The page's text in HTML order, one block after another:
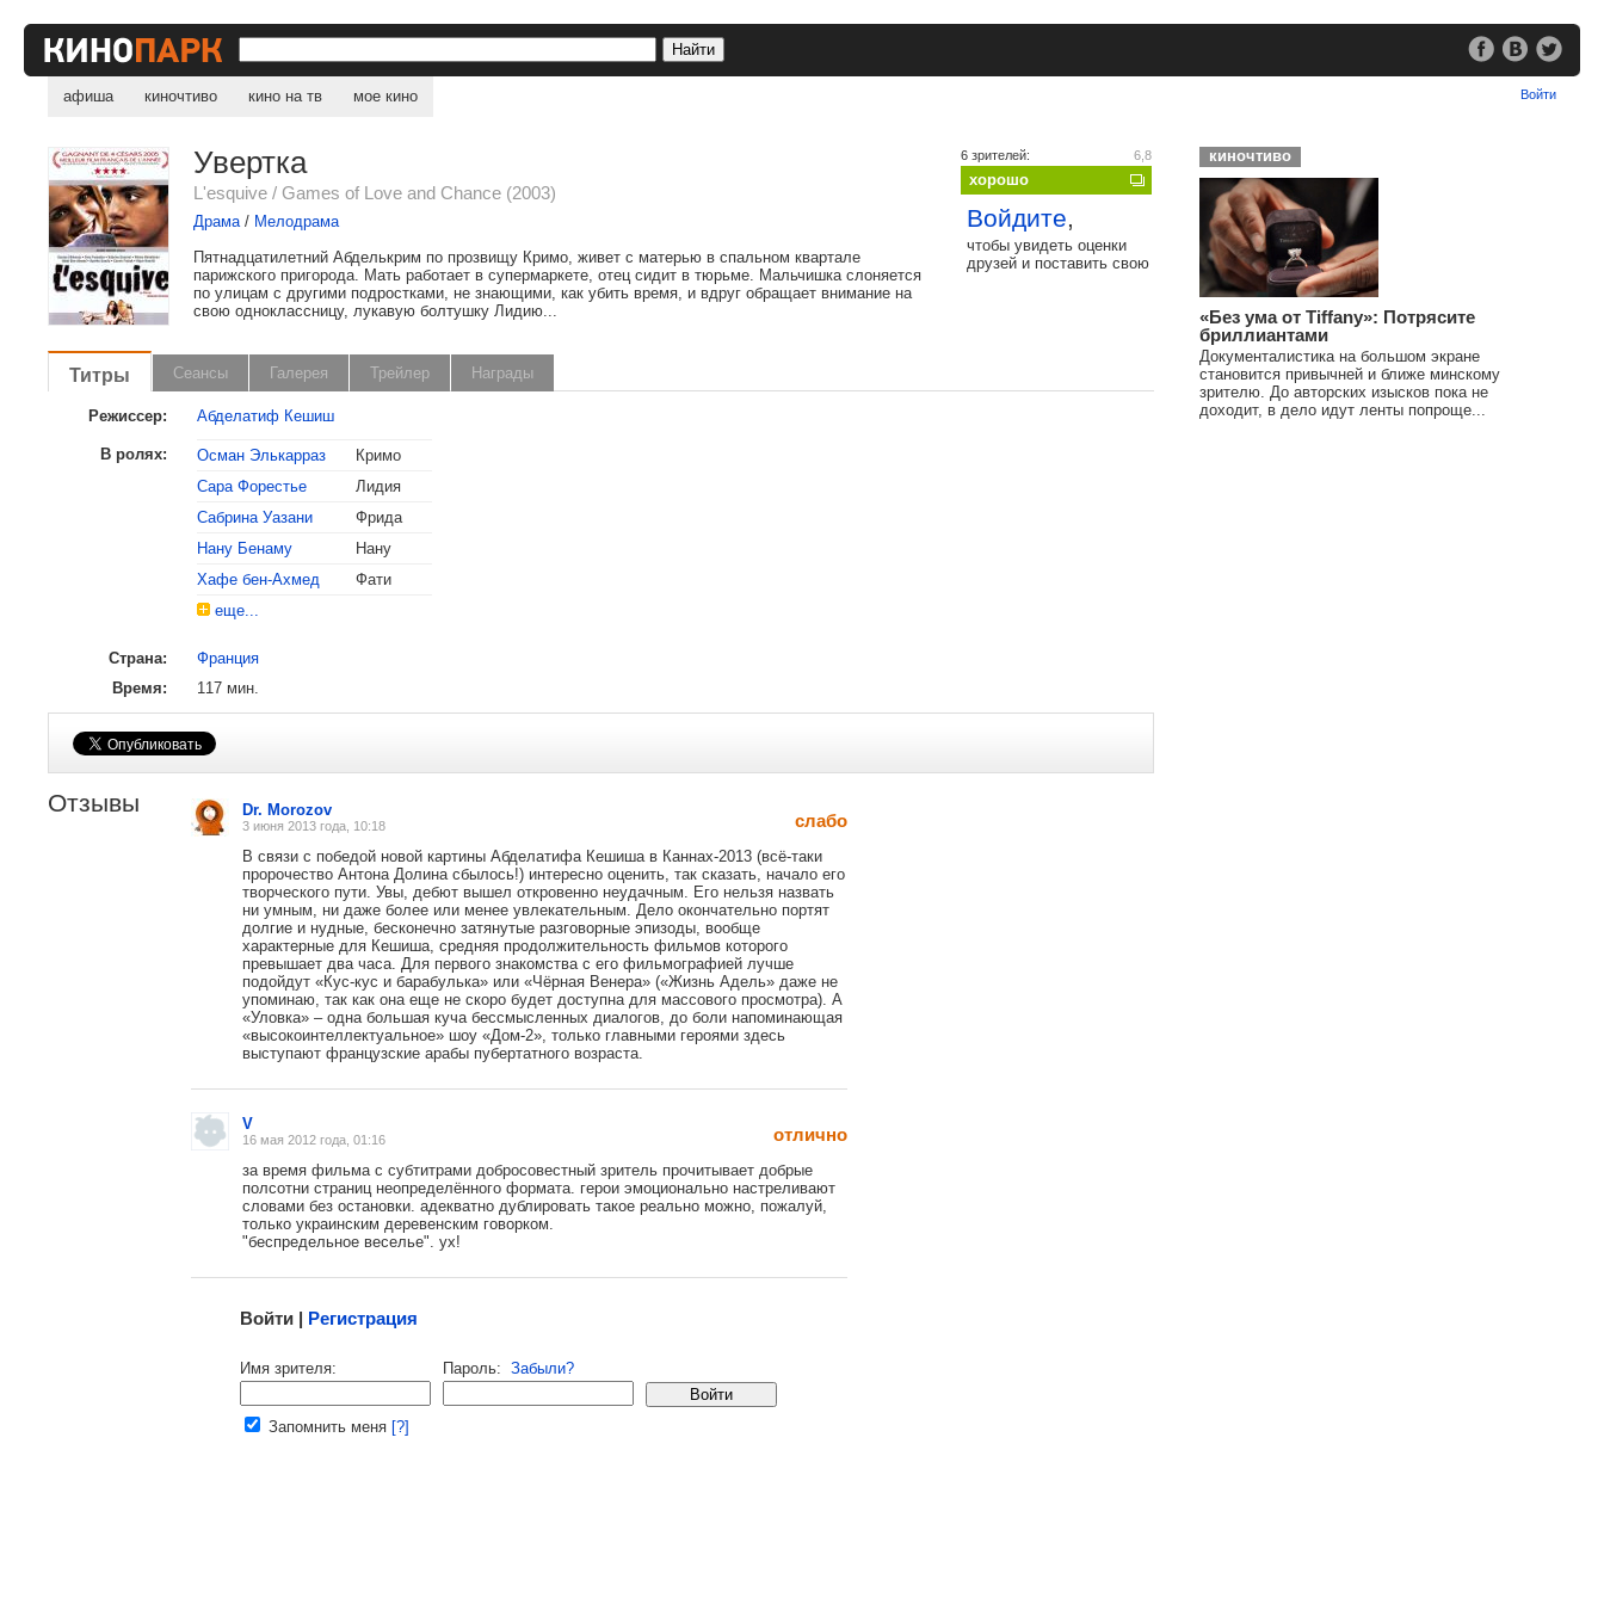
афиша киночтиво кино на тв мое кино Войти
Увертка
L'esquive / Games of Love and Chance (2003)
Драма/ Мелодрама
Пятнадцатилетний Абделькрим по прозвищу Кримо, живет с матерью в спальном квартале
парижского пригорода. Мать работает в супермаркете, отец сидит в тюрьме. Мальчишка слоняется
по улицам с другими подростками, не знающими, как убить время, и вдруг обращает внимание на
свою одноклассницу, лукавую болтушку Лидию...
6 зрителей: 6,8
хорошо
Войдите,
чтобы увидеть оценки
друзей и поставить свою
Титры Сеансы Галерея Трейлер Награды
Режиссер: Абделатиф Кешиш
В ролях: Осман Элькарраз
Кримо
Сара Форестье
Лидия
Сабрина Уазани
Фрида
Нану Бенаму
Нану
Хафе бен-Ахмед
Фати
еще...
Страна:
Франция
Время:
117 мин.
Отзывы
слабо
Dr. Morozov
3 июня 2013 года, 10:18
В связи с победой новой картины Абделатифа Кешиша в Каннах-2013 (всё-таки
пророчество Антона Долина сбылось!) интересно оценить, так сказать, начало его
творческого пути. Увы, дебют вышел откровенно неудачным. Его нельзя назвать
ни умным, ни даже более или менее увлекательным. Дело окончательно портят
долгие и нудные, бесконечно затянутые разговорные эпизоды, вообще
характерные для Кешиша, средняя продолжительность фильмов которого
превышает два часа. Для первого знакомства с его фильмографией лучше
подойдут «Кус-кус и барабулька» или «Чёрная Венера» («Жизнь Адель» даже не
упоминаю, так как она еще не скоро будет доступна для массового просмотра). А
«Уловка» – одна большая куча бессмысленных диалогов, до боли напоминающая
«высокоинтеллектуальное» шоу «Дом-2», только главными героями здесь
выступают французские арабы пубертатного возраста.
отлично
V
16 мая 2012 года, 01:16
за время фильма с субтитрами добросовестный зритель прочитывает добрые
полсотни страниц неопределённого формата. герои эмоционально настреливают
словами без остановки. адекватно дублировать такое реально можно, пожалуй,
только украинским деревенским говорком.
"беспредельное веселье". ух!
, поделитесь своим мнением
Малосодержательные и грубые отзывы нещадно удаляются.
Войти | Регистрация
Имя зрителя: Пароль:Забыли?
Запомнить меня [?]
киночтиво
«Без ума от Tiffany»: Потрясите
бриллиантами
Документалистика на большом экране
становится привычней и ближе минскому
зрителю. До авторских изысков пока не
доходит, в дело идут ленты попроще...